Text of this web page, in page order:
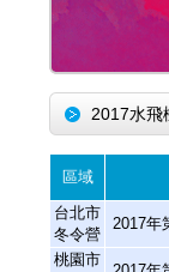
2017水飛
區域
台北市
冬令營
2017年
桃園市